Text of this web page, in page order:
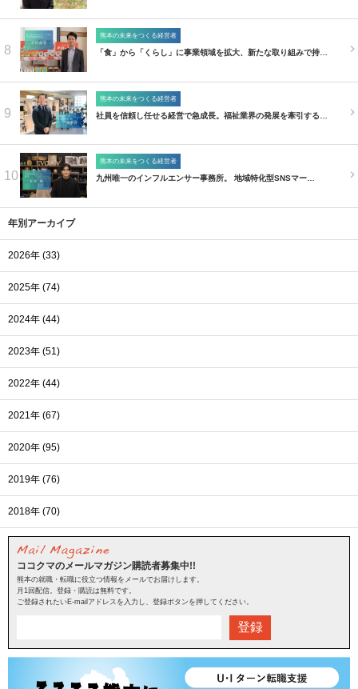
8
熊本の未来をつくる経営者
「食」から「くらし」に事業領域を拡大、新たな取り組みで持…
9
熊本の未来をつくる経営者
社員を信頼し任せる経営で急成長。福祉業界の発展を牽引する…
10
熊本の未来をつくる経営者
九州唯一のインフルエンサー事務所。 地域特化型SNSマー…
年別アーカイブ
2026年 (33)
2025年 (74)
2024年 (44)
2023年 (51)
2022年 (44)
2021年 (67)
2020年 (95)
2019年 (76)
2018年 (70)
ココクマのメールマガジン購読者募集中!!
熊本の就職・転職に役立つ情報をメールでお届けします。
月1回配信。登録・購読は無料です。
ご登録されたいE-mailアドレスを入力し、登録ボタンを押してください。
登録